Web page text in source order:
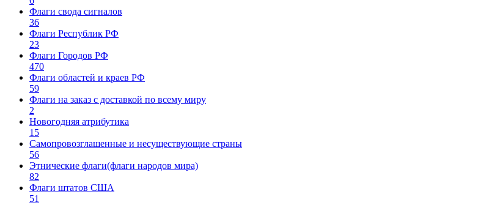
Флаги свода сигналов
36
Флаги Республик РФ
23
Флаги Городов РФ
470
Флаги областей и краев РФ
59
Флаги на заказ с доставкой по всему миру
2
Новогодняя атрибутика
15
Самопровозглашенные и несуществующие страны
56
Этнические флаги(флаги народов мира)
82
Флаги штатов США
51